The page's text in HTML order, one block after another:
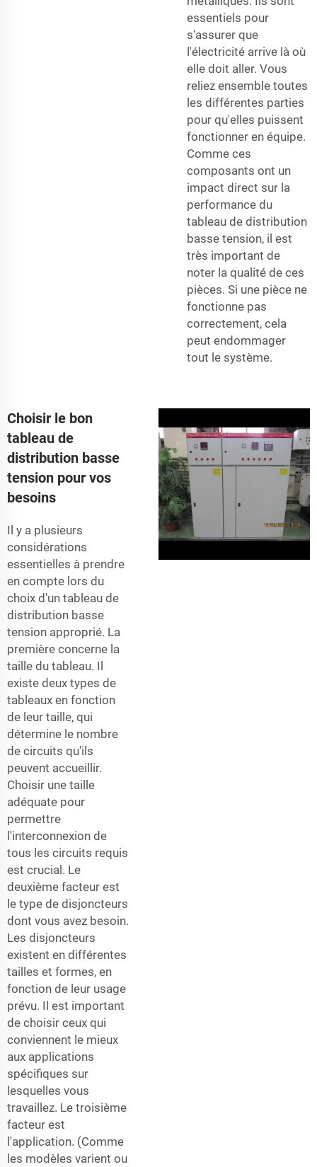
essentiels pour
s'assurer que
l'électricité arrive là où
elle doit aller. Vous
reliez ensemble toutes
les différentes parties
pour qu'elles puissent
fonctionner en équipe.
Comme ces
composants ont un
impact direct sur la
performance du
tableau de distribution
basse tension, il est
très important de
noter la qualité de ces
pièces. Si une pièce ne
fonctionne pas
correctement, cela
peut endommager
tout le système.
Choisir le bon
tableau de
distribution basse
tension pour vos
besoins
Il y a plusieurs
considérations
essentielles à prendre
en compte lors du
choix d'un tableau de
distribution basse
tension approprié. La
première concerne la
taille du tableau. Il
existe deux types de
tableaux en fonction
de leur taille, qui
détermine le nombre
de circuits qu'ils
peuvent accueillir.
Choisir une taille
adéquate pour
permettre
l'interconnexion de
tous les circuits requis
est crucial. Le
deuxième facteur est
le type de disjoncteurs
dont vous avez besoin.
Les disjoncteurs
existent en différentes
tailles et formes, en
fonction de leur usage
prévu. Il est important
de choisir ceux qui
conviennent le mieux
aux applications
spécifiques sur
lesquelles vous
travaillez. Le troisième
facteur est
l'application. (Comme
les modèles varient ou